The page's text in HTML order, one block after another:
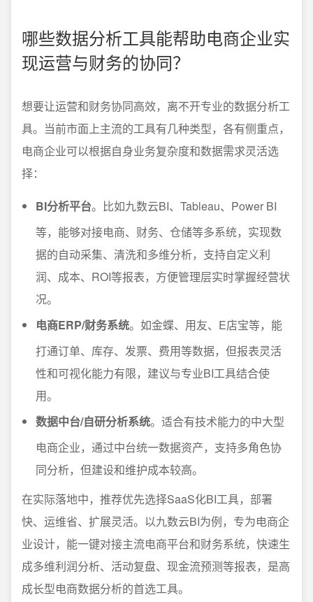
哪些数据分析工具能帮助电商企业实
现运营与财务的协同？
想要让运营和财务协同高效，离不开专业的数据分析工
具。当前市面上主流的工具有几种类型，各有侧重点，
电商企业可以根据自身业务复杂度和数据需求灵活选
择：
BI分析平台。比如九数云BI、Tableau、Power BI
等，能够对接电商、财务、仓储等多系统，实现数
据的自动采集、清洗和多维分析，支持自定义利
润、成本、ROI等报表，方便管理层实时掌握经营状
况。
电商ERP/财务系统。如金蝶、用友、E店宝等，能
打通订单、库存、发票、费用等数据，但报表灵活
性和可视化能力有限，建议与专业BI工具结合使
用。
数据中台/自研分析系统。适合有技术能力的中大型
电商企业，通过中台统一数据资产，支持多角色协
同分析，但建设和维护成本较高。
在实际落地中，推荐优先选择SaaS化BI工具，部署
快、运维省、扩展灵活。以九数云BI为例，专为电商企
业设计，能一键对接主流电商平台和财务系统，快速生
成多维利润分析、活动复盘、现金流预测等报表，是高
成长型电商数据分析的首选工具。